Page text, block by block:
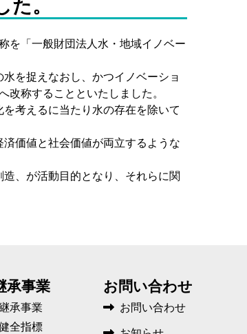
。
を「一般財団法人水・地域イノベー
を捉えなおし、かつイノベーショ
称することといたしました。
考えるに当たり水の存在を除いて
価値と社会価値が両立するような
、が活動目的となり、それらに関
承事業
承事業
全指標
お問い合わせ
お問い合わせ